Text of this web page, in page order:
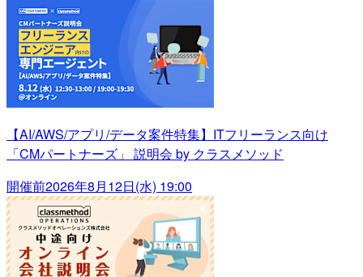
【AI/AWS/アプリ/データ案件特集】ITフリーランス向け
「CMパートナーズ」 説明会 by クラスメソッド
開催前2026年8月12日(水) 19:00